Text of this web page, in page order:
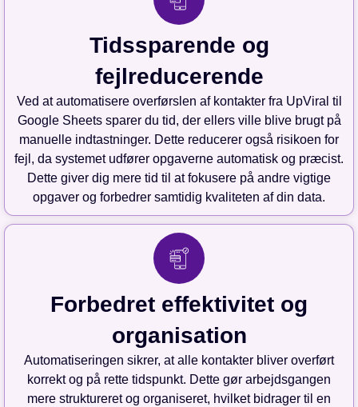
Tidssparende og
fejlreducerende
Ved at automatisere overførslen af kontakter fra UpViral til
Google Sheets sparer du tid, der ellers ville blive brugt på
manuelle indtastninger. Dette reducerer også risikoen for
fejl, da systemet udfører opgaverne automatisk og præcist.
Dette giver dig mere tid til at fokusere på andre vigtige
opgaver og forbedrer samtidig kvaliteten af din data.
Forbedret effektivitet og
organisation
Automatiseringen sikrer, at alle kontakter bliver overført
korrekt og på rette tidspunkt. Dette gør arbejdsgangen
mere struktureret og organiseret, hvilket bidrager til en